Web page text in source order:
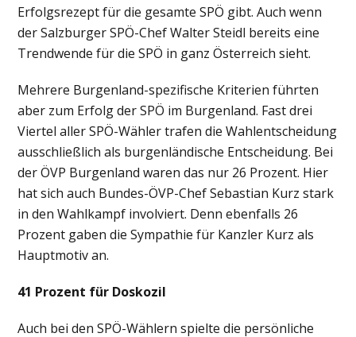
Erfolgsrezept für die gesamte SPÖ gibt. Auch wenn
der Salzburger SPÖ-Chef Walter Steidl bereits eine
Trendwende für die SPÖ in ganz Österreich sieht.
Mehrere Burgenland-spezifische Kriterien führten
aber zum Erfolg der SPÖ im Burgenland. Fast drei
Viertel aller SPÖ-Wähler trafen die Wahlentscheidung
ausschließlich als burgenländische Entscheidung. Bei
der ÖVP Burgenland waren das nur 26 Prozent. Hier
hat sich auch Bundes-ÖVP-Chef Sebastian Kurz stark
in den Wahlkampf involviert. Denn ebenfalls 26
Prozent gaben die Sympathie für Kanzler Kurz als
Hauptmotiv an.
41 Prozent für Doskozil
Auch bei den SPÖ-Wählern spielte die persönliche